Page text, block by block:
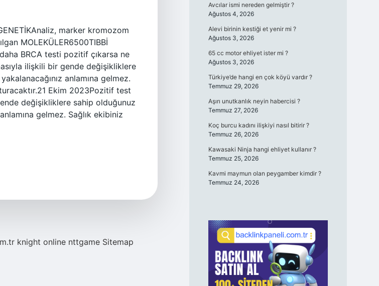
marker kromozom
MOLEKÜLER6500TIBBİ
BRCA testi pozitif çıkarsa ne
ilişkili bir gende değişikliklere
anlamına gelmez.
Ekim 2023Pozitif test
değişikliklere sahip olduğunuz
gelmez. Sağlık ekibiniz
knight online nttgame Sitemap
Avcılar ismi nereden gelmiştir ?
Ağustos 4, 2026
Alevi birinin kestiği et yenir mi ?
Ağustos 3, 2026
65 cc motor ehliyet ister mi ?
Ağustos 3, 2026
Türkiye’de hangi en çok köyü vardır ?
Temmuz 29, 2026
Aşırı unutkanlık neyin habercisi ?
Temmuz 27, 2026
Koç burcu kadını ilişkiyi nasıl bitirir ?
Temmuz 26, 2026
Kawasaki Ninja hangi ehliyet kullanır ?
Temmuz 25, 2026
Kavmi maymun olan peygamber kimdir ?
Temmuz 24, 2026